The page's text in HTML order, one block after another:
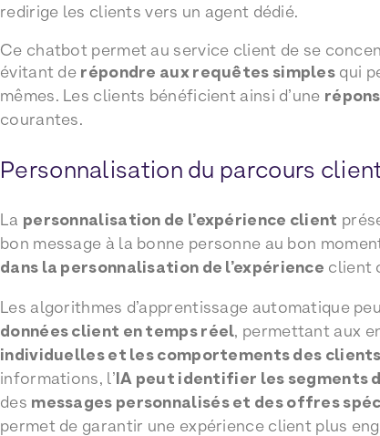
redirige les clients vers un agent dédié.
Ce chatbot permet au service client de se
évitant de répondre aux requêtes simples qui
mêmes. Les clients bénéficient ainsi d’une
courantes.
Personnalisation du parcours
La personnalisation de l’expérience client
bon message à la bonne personne au bon
dans la personnalisation de l’expérience client
Les algorithmes d’apprentissage automatique
données client en temps réel, permettant aux
individuelles et les comportements des clients
informations, l’IA peut identifier les segments
des messages personnalisés et des offres
permet de garantir une expérience client plus